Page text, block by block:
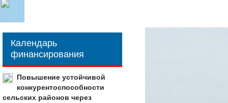
Календарь
финансирования
Повышение устойчивой
конкурентоспособности
сельских районов через